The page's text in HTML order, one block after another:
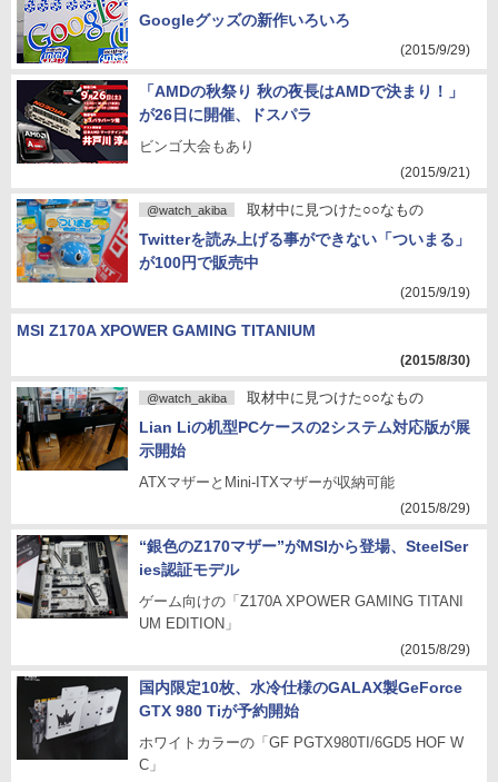
Googleグッズの新作いろいろ
(2015/9/29)
「AMDの秋祭り 秋の夜長はAMDで決まり！」
が26日に開催、ドスパラ
ビンゴ大会もあり
(2015/9/21)
@watch_akiba 取材中に見つけた○○なもの
Twitterを読み上げる事ができない「ついまる」
が100円で販売中
(2015/9/19)
MSI Z170A XPOWER GAMING TITANIUM
(2015/8/30)
@watch_akiba 取材中に見つけた○○なもの
Lian Liの机型PCケースの2システム対応版が展
示開始
ATXマザーとMini-ITXマザーが収納可能
(2015/8/29)
“銀色のZ170マザー”がMSIから登場、SteelSer
ies認証モデル
ゲーム向けの「Z170A XPOWER GAMING TITANI
UM EDITION」
(2015/8/29)
国内限定10枚、水冷仕様のGALAX製GeForce
GTX 980 Tiが予約開始
ホワイトカラーの「GF PGTX980TI/6GD5 HOF W
C」